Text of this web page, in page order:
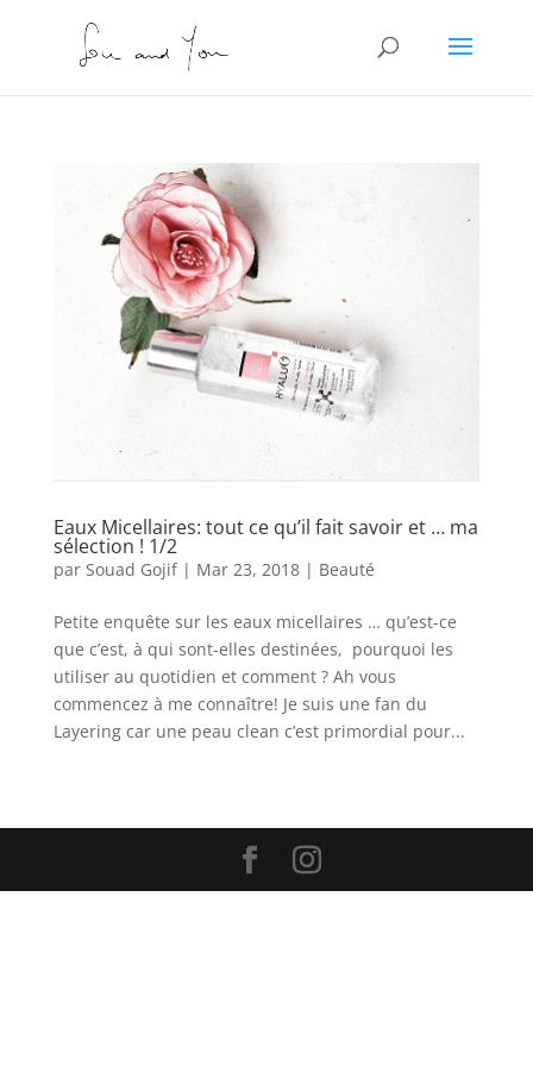
Eaux Micellaires: tout ce qu’il fait savoir et … ma
sélection ! 1/2
par Souad Gojif| Mar 23, 2018| Beauté
Petite enquête sur les eaux micellaires … qu’est-ce
que c’est, à qui sont-elles destinées, pourquoi les
utiliser au quotidien et comment ? Ah vous
commencez à me connaître! Je suis une fan du
Layering car une peau clean c’est primordial pour...